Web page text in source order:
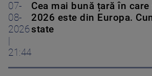
07-
08-
2026
21:44
Cea mai bună țară în
2026 este din Europa.
state